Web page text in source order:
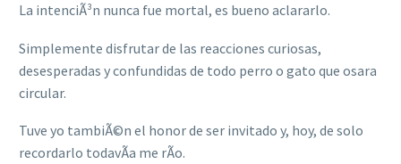
La intenciÃ³n nunca fue mortal, es bueno aclararlo.
Simplemente disfrutar de las reacciones curiosas,
desesperadas y confundidas de todo perro o gato que osara
circular.
Tuve yo tambiÃ©n el honor de ser invitado y, hoy, de solo
recordarlo todavÃ­a me rÃ­o.